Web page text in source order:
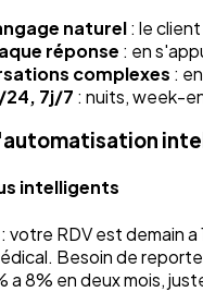
naturel: le
réponse : en
complexes :
24, 7j/7 : nuits, week-
intelligents
votre RDV est demain
Besoin de
8% en deux mois,